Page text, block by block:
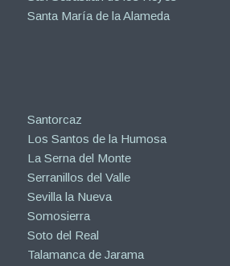
Santa María de la Alameda
Santorcaz
Los Santos de la Humosa
La Serna del Monte
Serranillos del Valle
Sevilla la Nueva
Somosierra
Soto del Real
Talamanca de Jarama